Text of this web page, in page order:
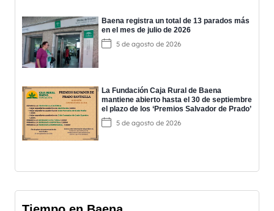
Baena registra un total de 13 parados más
en el mes de julio de 2026
5 de agosto de 2026
La Fundación Caja Rural de Baena
mantiene abierto hasta el 30 de septiembre
el plazo de los ‘Premios Salvador de Prado’
5 de agosto de 2026